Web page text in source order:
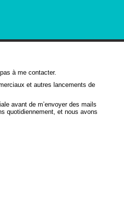
à me contacter.
et autres lancements de
avant de m’envoyer des mails
quotidiennement, et nous avons